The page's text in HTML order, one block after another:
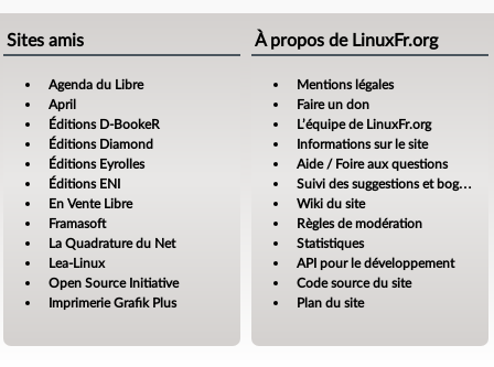
Sites amis
Agenda du Libre
April
Éditions D-BookeR
Éditions Diamond
Éditions Eyrolles
Éditions ENI
En Vente Libre
Framasoft
La Quadrature du Net
Lea-Linux
Open Source Initiative
Imprimerie Grafik Plus
À propos de LinuxFr.org
Mentions légales
Faire un don
L’équipe de LinuxFr.org
Informations sur le site
Aide / Foire aux questions
Suivi des suggestions et bogues
Wiki du site
Règles de modération
Statistiques
API pour le développement
Code source du site
Plan du site